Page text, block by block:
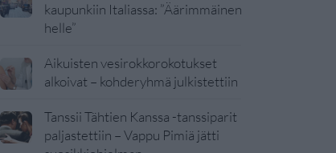
kaupunkiin Italiassa: ”Äärimmäinen
helle”
Aikuisten vesirokkorokotukset
alkoivat – kohderyhmä julkistettiin
Tanssii Tähtien Kanssa -tanssiparit
paljastettiin – Vappu Pimiä jätti